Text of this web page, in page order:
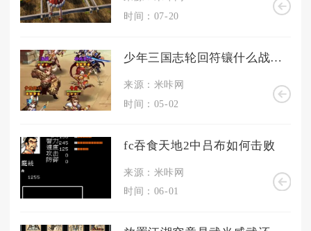
时间：07-20
少年三国志轮回符镶什么战魂值得收集
来源：米咔网
时间：05-02
fc吞食天地2中吕布如何击败
来源：米咔网
时间：06-01